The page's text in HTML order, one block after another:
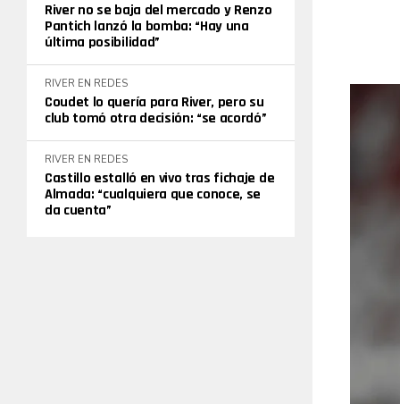
River no se baja del mercado y Renzo
Pantich lanzó la bomba: “Hay una
última posibilidad”
RIVER EN REDES
Coudet lo quería para River, pero su
club tomó otra decisión: “se acordó”
RIVER EN REDES
Castillo estalló en vivo tras fichaje de
Almada: “cualquiera que conoce, se
da cuenta”